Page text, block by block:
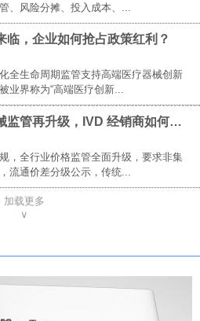
、风险分摊、投入成本、...
临，企业如何抢占政策红利？
全生命周期监管支持高端医疗器械创新
业界称为“高端医疗创新...
出厂价强制公示！江苏医械监管再升级，IVD 经销商如何破局求生？
，全行业价格监管全面升级，要求非集
流通价差分级公示，传统...
加载更多
∨